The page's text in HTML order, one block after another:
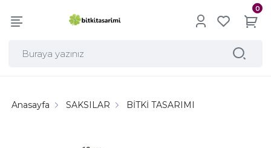
0
Anasayfa SAKSILAR BİTKİ TASARIMI